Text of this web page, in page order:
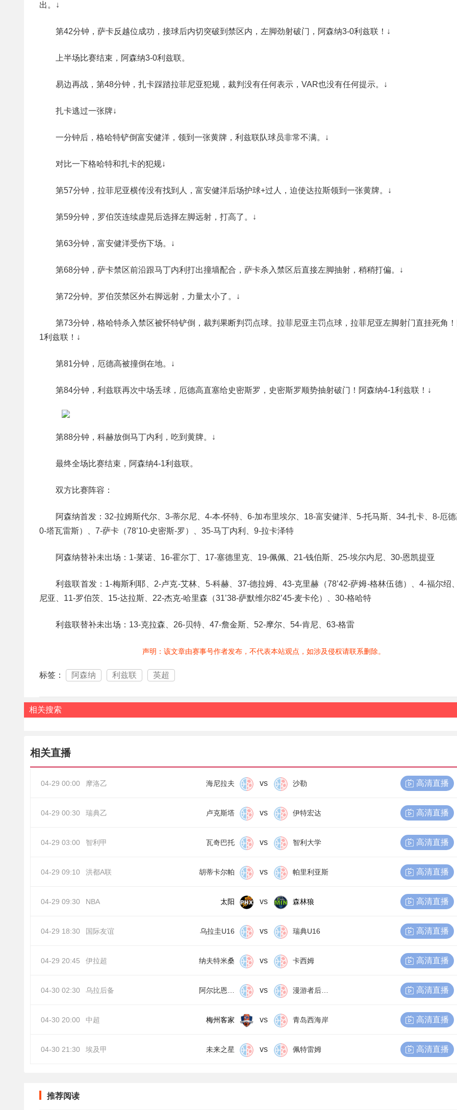
出。↓
第42分钟，萨卡反越位成功，接球后内切突破到禁区内，左脚劲射破门，阿森纳3-0利兹联！↓
上半场比赛结束，阿森纳3-0利兹联。
易边再战，第48分钟，扎卡踩踏拉菲尼亚犯规，裁判没有任何表示，VAR也没有任何提示。↓
扎卡逃过一张牌↓
一分钟后，格哈特铲倒富安健洋，领到一张黄牌，利兹联队球员非常不满。↓
对比一下格哈特和扎卡的犯规↓
第57分钟，拉菲尼亚横传没有找到人，富安健洋后场护球+过人，迫使达拉斯领到一张黄牌。↓
第59分钟，罗伯茨连续虚晃后选择左脚远射，打高了。↓
第63分钟，富安健洋受伤下场。↓
第68分钟，萨卡禁区前沿跟马丁内利打出撞墙配合，萨卡杀入禁区后直接左脚抽射，稍稍打偏。↓
第72分钟。罗伯茨禁区外右脚远射，力量太小了。↓
第73分钟，格哈特杀入禁区被怀特铲倒，裁判果断判罚点球。拉菲尼亚主罚点球，拉菲尼亚左脚射门直挂死角
1利兹联！↓
第81分钟，厄德高被撞倒在地。↓
第84分钟，利兹联再次中场丢球，厄德高直塞给史密斯罗，史密斯罗顺势抽射破门！阿森纳4-1利兹联！↓
第88分钟，科赫放倒马丁内利，吃到黄牌。↓
最终全场比赛结束，阿森纳4-1利兹联。
双方比赛阵容：
阿森纳首发：32-拉姆斯代尔、3-蒂尔尼、4-本-怀特、6-加布里埃尔、18-富安健洋、5-托马斯、34-扎卡、8-厄德
0-塔瓦雷斯）、7-萨卡（78’10-史密斯-罗）、35-马丁内利、9-拉卡泽特
阿森纳替补未出场：1-莱诺、16-霍尔丁、17-塞德里克、19-佩佩、21-钱伯斯、25-埃尔内尼、30-恩凯提亚
利兹联首发：1-梅斯利耶、2-卢克-艾林、5-科赫、37-德拉姆、43-克里赫（78’42-萨姆-格林伍德）、4-福尔绍
尼亚、11-罗伯茨、15-达拉斯、22-杰克-哈里森（31’38-萨默维尔82’45-麦卡伦）、30-格哈特
利兹联替补未出场：13-克拉森、26-贝特、47-詹金斯、52-摩尔、54-肯尼、63-格雷
声明：该文章由赛事号作者发布，不代表本站观点，如涉及侵权请联系删除。
标签： 阿森纳 利兹联 英超
相关搜索
相关直播
04-29 00:00 摩洛乙 海尼拉夫 vs 沙勒 高清直播
04-29 00:30 瑞典乙 卢克斯塔 vs 伊特宏达 高清直播
04-29 03:00 智利甲 瓦奇巴托 vs 智利大学 高清直播
04-29 09:10 洪都A联 胡蒂卡尔帕 vs 帕里利亚斯 高清直播
04-29 09:30 NBA 太阳 vs 森林狼 高清直播
04-29 18:30 国际友谊 乌拉圭U16 vs 瑞典U16 高清直播
04-29 20:45 伊拉超 纳夫特米桑 vs 卡西姆 高清直播
04-30 02:30 乌拉后备 vs 高清直播
04-30 20:00 中超 梅州客家 vs 青岛西海岸 高清直播
04-30 21:30 埃及甲 未来之星 vs 佩特雷姆 高清直播
推荐阅读